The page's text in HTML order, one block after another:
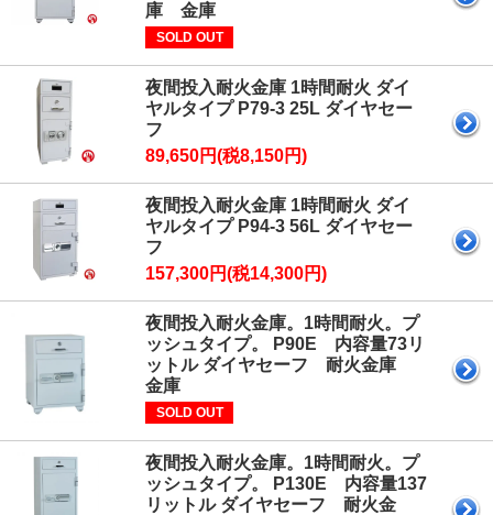
庫 金庫
SOLD OUT
夜間投入耐火金庫 1時間耐火 ダイ
ヤルタイプ P79-3 25L ダイヤセー
フ
89,650円(税8,150円)
夜間投入耐火金庫 1時間耐火 ダイ
ヤルタイプ P94-3 56L ダイヤセー
フ
157,300円(税14,300円)
夜間投入耐火金庫。1時間耐火。プ
ッシュタイプ。 P90E 内容量73リ
ットル ダイヤセーフ 耐火金庫
金庫
SOLD OUT
夜間投入耐火金庫。1時間耐火。プ
ッシュタイプ。 P130E 内容量137
リットル ダイヤセーフ 耐火金